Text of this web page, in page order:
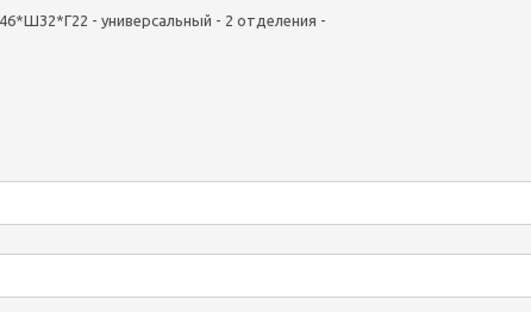
- универсальный - 2 отделения -